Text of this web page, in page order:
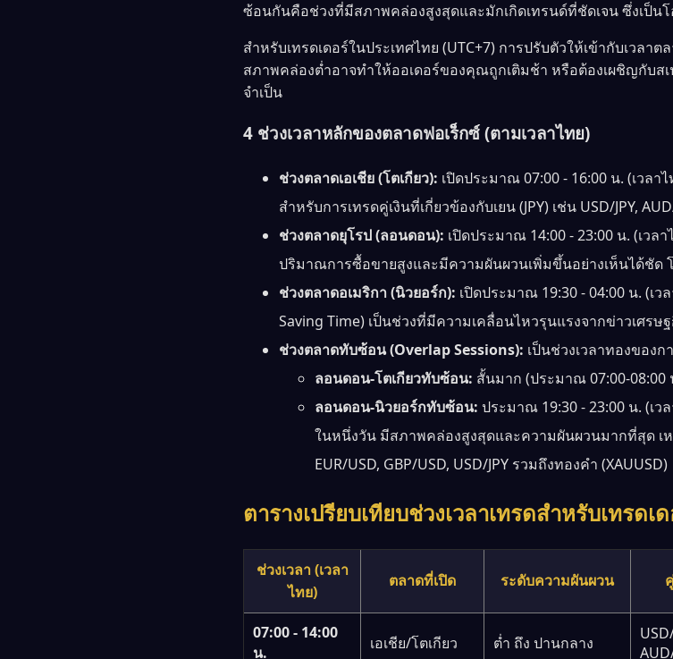
ซ้อนกันคือช่วงที่มีสภาพคล่องสูงสุดและมักเกิดเทรนด์ที่ชัดเจน ซึ่งเป็น
สำหรับเทรดเดอร์ในประเทศไทย (UTC+7) การปรับตัวให้เข้ากับเวลา
สภาพคล่องต่ำอาจทำให้ออเดอร์ของคุณถูกเติมช้า หรือต้องเผชิญกับส
จำเป็น
4 ช่วงเวลาหลักของตลาดฟอเร็กซ์ (ตามเวลาไทย)
ช่วงตลาดเอเชีย (โตเกียว): เปิดประมาณ 07:00 - 16:00 น. (เวล
สำหรับการเทรดคู่เงินที่เกี่ยวข้องกับเยน (JPY) เช่น USD/JPY,
ช่วงตลาดยุโรป (ลอนดอน): เปิดประมาณ 14:00 - 23:00 น. (เว
ปริมาณการซื้อขายสูงและมีความผันผวนเพิ่มขึ้นอย่างเห็นได้ชัด
ช่วงตลาดอเมริกา (นิวยอร์ก): เปิดประมาณ 19:30 - 04:00 น. (เ
Saving Time) เป็นช่วงที่มีความเคลื่อนไหวรุนแรงจากข่าวเศรษ
ช่วงตลาดทับซ้อน (Overlap Sessions): เป็นช่วงเวลาทองของก
ลอนดอน-โตเกียวทับซ้อน: สั้นมาก (ประมาณ 07:00-
ลอนดอน-นิวยอร์กทับซ้อน: ประมาณ 19:30 - 23:00 น. (เ
ในหนึ่งวัน มีสภาพคล่องสูงสุดและความผันผวนมากที่สุด เ
EUR/USD, GBP/USD, USD/JPY รวมถึงทองคำ (XAUUSD)
ตารางเปรียบเทียบช่วงเวลาเทรดสำหรับเทรดเ
ช่วงเวลา (เวลา
ไทย)
ตลาดที่เปิด ระดับความผันผวน
07:00 - 14:00
น.
เอเชีย/โตเกียว ต่ำ ถึง ปานกลาง